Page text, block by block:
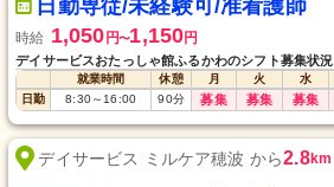
日勤専従/未経験可/准看護師
時給 1,050 円〜1,150円
デイサービスおたっしゃ館ふるかわのシフト募集状況
就業時間 休憩 月 火 水
日勤
8:30～16:00 90分 募集 募集 募集
デイサービス ミルケア穂波 から2.8km